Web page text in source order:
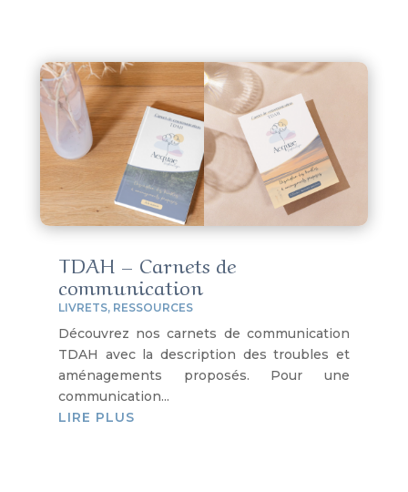
TDAH – Carnets de
communication
LIVRETS, RESSOURCES
Découvrez nos carnets de communication
TDAH avec la description des troubles et
aménagements proposés. Pour une
communication...
LIRE PLUS